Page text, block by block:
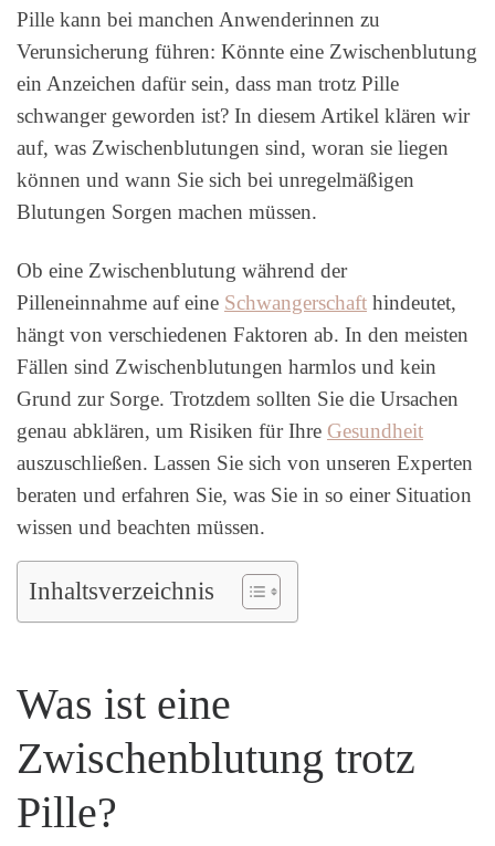
Pille kann bei manchen Anwenderinnen zu
Verunsicherung führen: Könnte eine Zwischenblutung
ein Anzeichen dafür sein, dass man trotz Pille
schwanger geworden ist? In diesem Artikel klären wir
auf, was Zwischenblutungen sind, woran sie liegen
können und wann Sie sich bei unregelmäßigen
Blutungen Sorgen machen müssen.
Ob eine Zwischenblutung während der
Pilleneinnahme auf eine Schwangerschaft hindeutet,
hängt von verschiedenen Faktoren ab. In den meisten
Fällen sind Zwischenblutungen harmlos und kein
Grund zur Sorge. Trotzdem sollten Sie die Ursachen
genau abklären, um Risiken für Ihre Gesundheit
auszuschließen. Lassen Sie sich von unseren Experten
beraten und erfahren Sie, was Sie in so einer Situation
wissen und beachten müssen.
Inhaltsverzeichnis
Was ist eine
Zwischenblutung trotz
Pille?